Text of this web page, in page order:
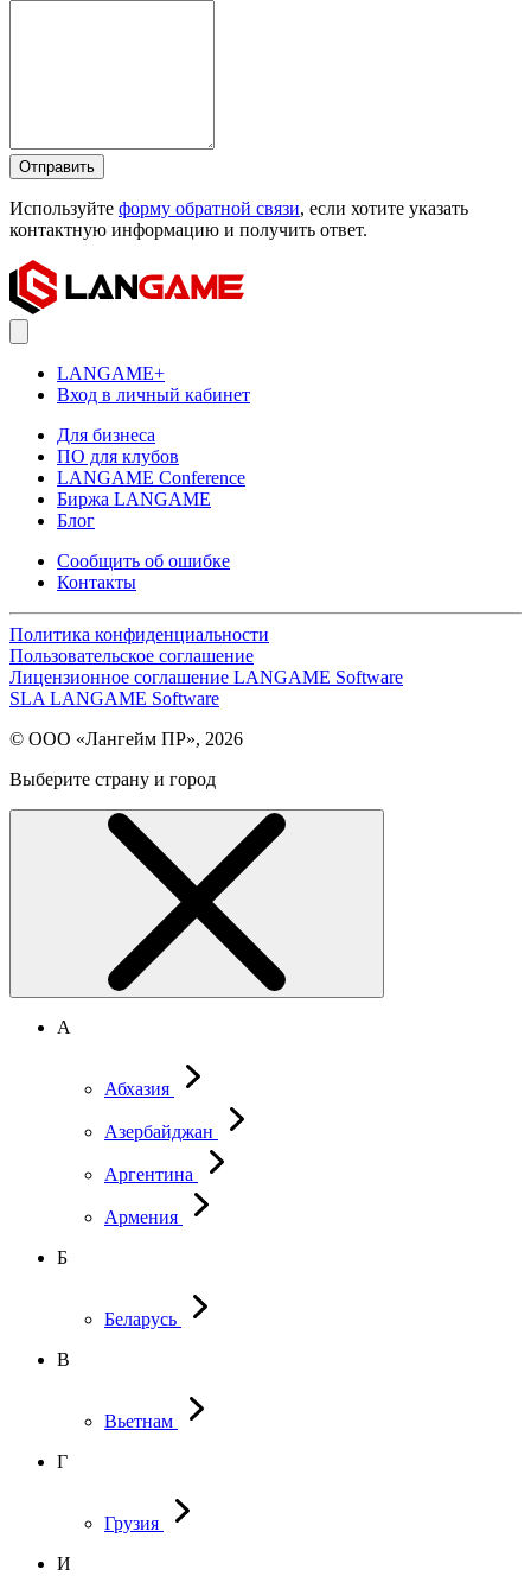
Отправить
Используйте форму обратной связи, если хотите указать
контактную информацию и получить ответ.
LANGAME+
Вход в личный кабинет
Для бизнеса
ПО для клубов
LANGAME Conference
Биржа LANGAME
Блог
Сообщить об ошибке
Контакты
Политика конфиденциальности
Пользовательское соглашение
Лицензионное соглашение LANGAME Software
SLA LANGAME Software
© ООО «Лангейм ПР», 2026
Выберите страну и город
А
Абхазия
Азербайджан
Аргентина
Армения
Б
Беларусь
В
Вьетнам
Г
Грузия
И